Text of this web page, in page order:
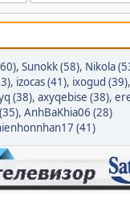
, Sunokk (58), Nikola
, izocas (41), ixogud (39),
(38), axyqebise (38),
, AnhBaKhia06 (28)
(41)